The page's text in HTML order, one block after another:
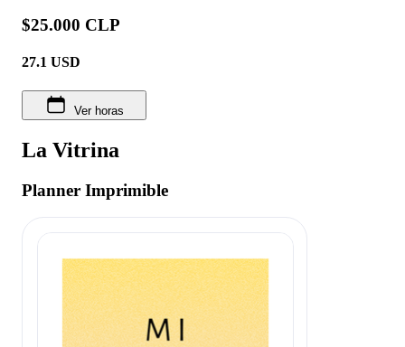
$25.000 CLP
27.1 USD
Ver horas
La Vitrina
Planner Imprimible